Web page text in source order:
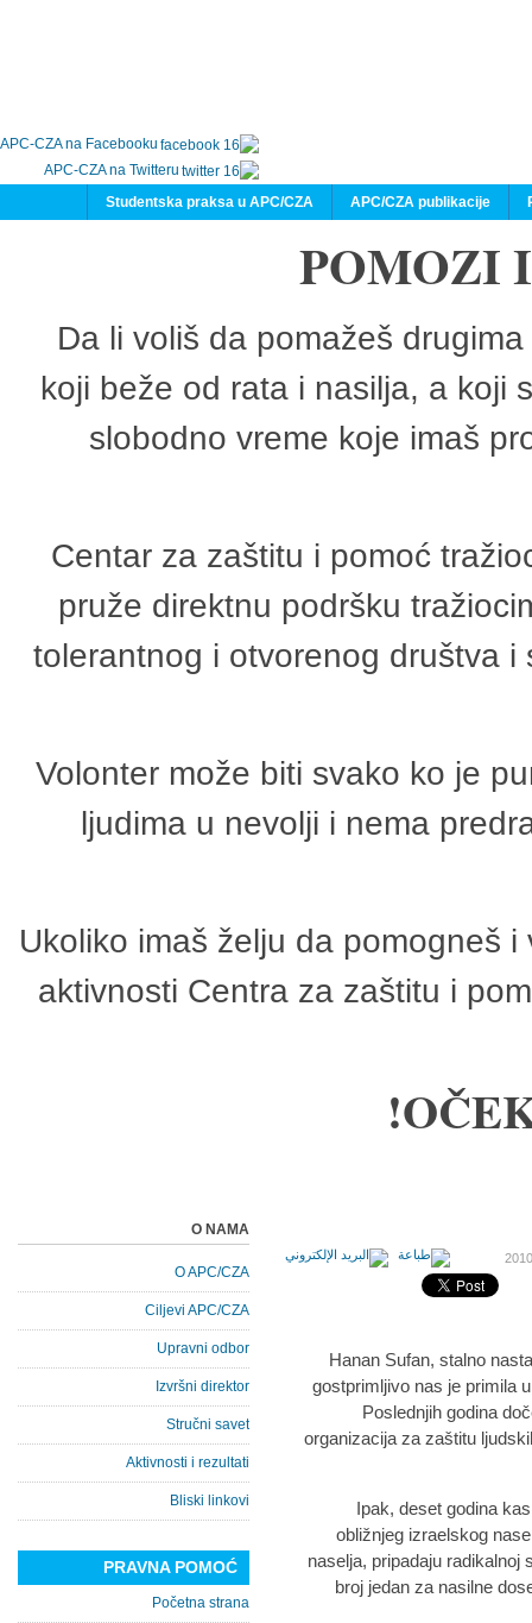
APC-CZA na Facebooku
APC-CZA na Twitteru
APC/CZA publikacije
Studentska praksa u APC/CZA
POMOZI
Da li voliš da pomažeš
koji beže od rata i nasilja, a koji
slobodno vreme koje imaš
Centar za zaštitu i pomoć
pruže direktnu podršku
tolerantnog i otvorenog društva
Volonter može biti svako ko je
ljudima u nevolji i nema
Ukoliko imaš želju da pomogneš
aktivnosti Centra za zaštitu i
Hanan Sufan, stalno
gostprimljivo nas je primila
Poslednjih godina
organizacija za zaštitu
Ipak, deset godina
obližnjeg izraelskog
naselja, pripadaju radikalnoj
broj jedan za nasilne
O NAMA
O APC/CZA
Ciljevi APC/CZA
Upravni odbor
Izvršni direktor
Stručni savet
Aktivnosti i rezultati
Bliski linkovi
PRAVNA POMOĆ
Početna strana